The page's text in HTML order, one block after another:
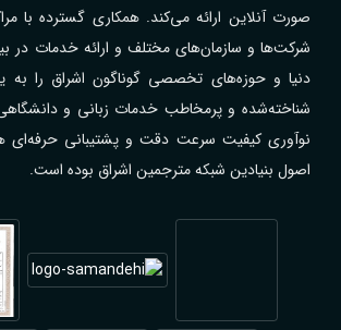
صورت آنلاین ارائه می‌کند. همکاری گسترده با
دنیا و حوزه‌های تخصصی گوناگون اشراق را به
شناخته‌شده و پرمخاطب خدمات زبانی و
نوآوری کیفیت سرعت دقت و پشتیبانی حرفه‌ای
اصول بنیادین شبکه مترجمین اشراق بوده است.